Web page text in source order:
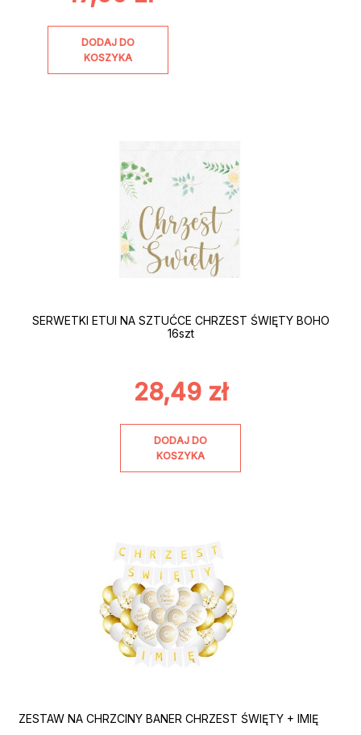
DODAJ DO
KOSZYKA
SERWETKI ETUI NA SZTUĆCE CHRZEST ŚWIĘTY BOHO
16szt
28,49 zł
DODAJ DO
KOSZYKA
ZESTAW NA CHRZCINY BANER CHRZEST ŚWIĘTY + IMIĘ